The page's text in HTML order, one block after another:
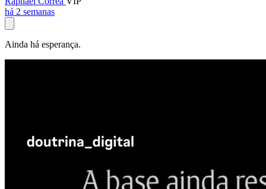
há 2 semanas
Ainda há esperança.